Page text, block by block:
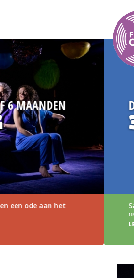
DAG VAN DE
3
Save the date: Dag van de